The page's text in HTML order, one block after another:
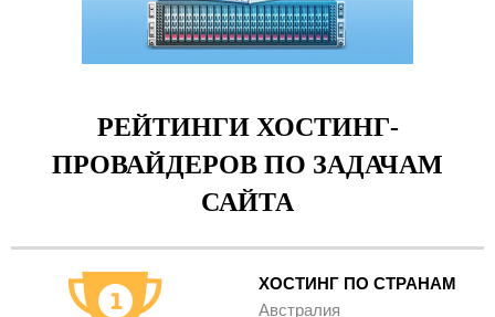
РЕЙТИНГИ ХОСТИНГ-
ПРОВАЙДЕРОВ ПО ЗАДАЧАМ
САЙТА
ХОСТИНГ ПО СТРАНАМ
Австралия